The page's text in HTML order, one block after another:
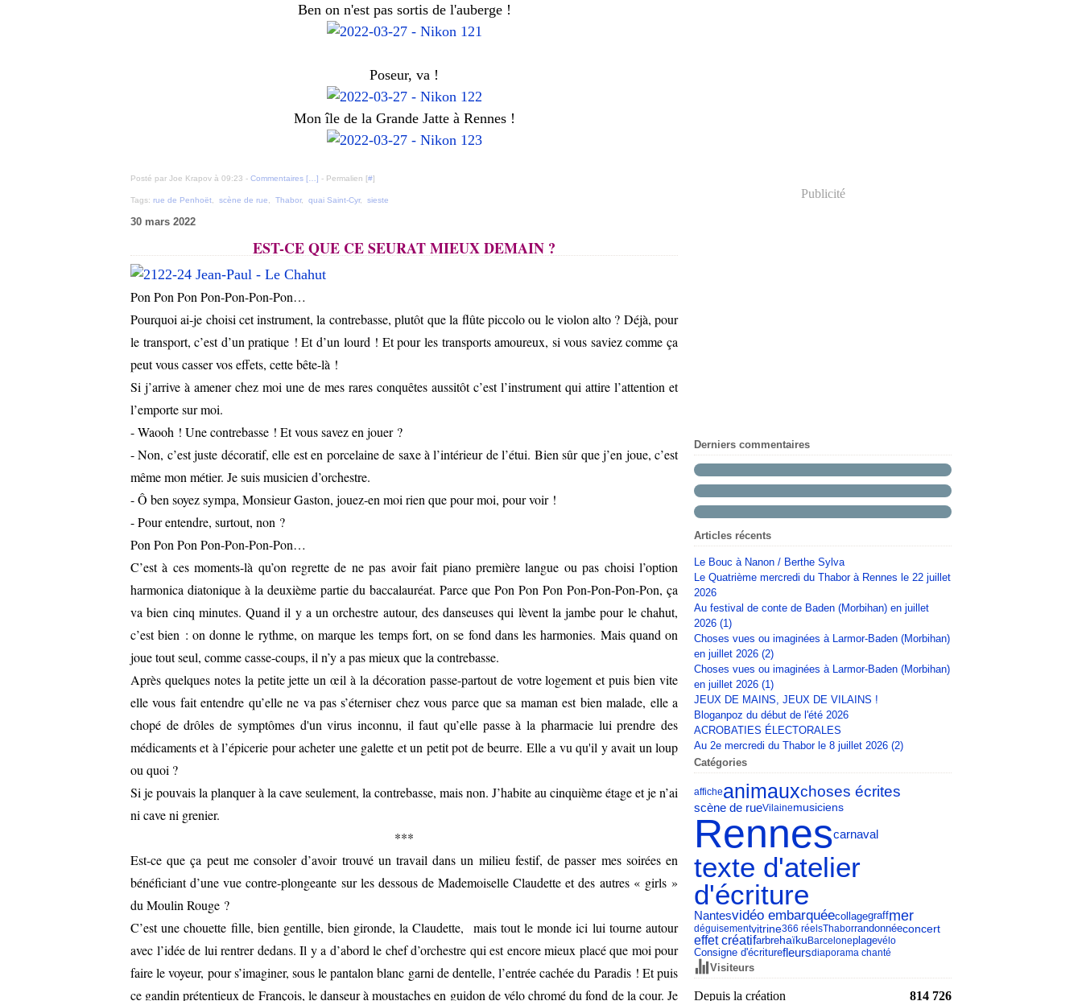
Ben on n'est pas sortis de l'auberge !
Poseur, va !
Mon île de la Grande Jatte à Rennes !
Posté par Joe Krapov à 09:23 - Commentaires [ ] - Permalien [#]
Tags: rue de Penhoët scène de rue Thabor, quai Saint-Cyr, sieste
30 mars 2022
EST-CE QUE CE SEURAT MIEUX DEMAIN ?
Pon Pon Pon Pon-Pon-Pon-Pon…
Pourquoi ai-je choisi cet instrument, la contrebasse, plutôt que la flûte piccolo ou le violon alto ? Déjà, pour
le transport, c’est d’un pratique ! Et d’un lourd ! Et pour les transports amoureux, si vous saviez comme ça
peut vous casser vos effets, cette bête-là !
Si j’arrive à amener chez moi une de mes rares conquêtes aussitôt c’est l’instrument qui attire l’attention et
l’emporte sur moi.
- Waooh ! Une contrebasse ! Et vous savez en jouer ?
- Non, c’est juste décoratif, elle est en porcelaine de saxe à l’intérieur de l’étui. Bien sûr que j’en joue, c’est
même mon métier. Je suis musicien d’orchestre.
- Ô ben soyez sympa, Monsieur Gaston, jouez-en moi rien que pour moi, pour voir !
- Pour entendre, surtout, non ?
Pon Pon Pon Pon-Pon-Pon-Pon…
C’est à ces moments-là qu’on regrette de ne pas avoir fait piano première langue ou pas choisi l’option
harmonica diatonique à la deuxième partie du baccalauréat. Parce que Pon Pon Pon Pon-Pon-Pon-Pon, ça
va bien cinq minutes. Quand il y a un orchestre autour, des danseuses qui lèvent la jambe pour le chahut,
c’est bien : on donne le rythme, on marque les temps fort, on se fond dans les harmonies. Mais quand on
joue tout seul, comme casse-coups, il n’y a pas mieux que la contrebasse.
Après quelques notes la petite jette un œil à la décoration passe-partout de votre logement et puis bien vite
elle vous fait entendre qu’elle ne va pas s’éterniser chez vous parce que sa maman est bien malade, elle a
chopé de drôles de symptômes d'un virus inconnu, il faut qu’elle passe à la pharmacie lui prendre des
médicaments et à l’épicerie pour acheter une galette et un petit pot de beurre. Elle a vu qu'il y avait un loup
ou quoi ?
Si je pouvais la planquer à la cave seulement, la contrebasse, mais non. J’habite au cinquième étage et je n’ai
ni cave ni grenier.
***
Est-ce que ça peut me consoler d’avoir trouvé un travail dans un milieu festif, de passer mes soirées en
bénéficiant d’une vue contre-plongeante sur les dessous de Mademoiselle Claudette et des autres « girls »
du Moulin Rouge ?
C’est une chouette fille, bien gentille, bien gironde, la Claudette, mais tout le monde ici lui tourne autour
avec l’idée de lui rentrer dedans. Il y a d’abord le chef d’orchestre qui est encore mieux placé que moi pour
faire le voyeur, pour s’imaginer, sous le pantalon blanc garni de dentelle, l’entrée cachée du Paradis ! Et puis
ce gandin prétentieux de François, le danseur à moustaches en guidon de vélo chromé du fond de la cour. Je
Publicité
Derniers commentaires
Articles récents
Le Bouc à Nanon / Berthe Sylva
Le Quatrième mercredi du Thabor à Rennes le 22 juillet
2026
Au festival de conte de Baden (Morbihan) en juillet
2026 (1)
Choses vues ou imaginées à Larmor-Baden (Morbihan)
en juillet 2026 (2)
Choses vues ou imaginées à Larmor-Baden (Morbihan)
en juillet 2026 (1)
JEUX DE MAINS, JEUX DE VILAINS !
Bloganpoz du début de l'été 2026
ACROBATIES ÉLECTORALES
Au 2e mercredi du Thabor le 8 juillet 2026 (2)
Catégories
afficheanimauxchoses écrites
scène de rueVilainemusiciens
Rennescarnaval
texte d'atelier
d'écriture
Nantesvidéo embarquéecollagegraffmer
déguisementvitrine366 réelsThaborrandonnéeconcert
effet créatifarbrehaïkuBarceloneplagevélo
Consigne d'écriturefleursdiaporama chanté
Visiteurs
Depuis la création
814 726